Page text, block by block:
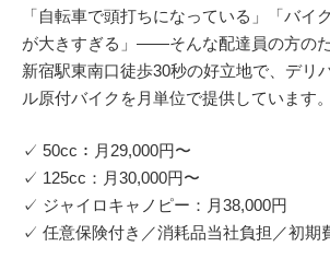
「自転車で頭打ちになっている」「バイ
が大きすぎる」——そんな配達員の方の
新宿駅東南口徒歩30秒の好立地で、デリ
ル原付バイクを月単位で提供しています。
✓ 50cc：月29,000円〜
✓ 125cc：月30,000円〜
✓ ジャイロキャノピー：月38,000円
✓ 任意保険付き／消耗品当社負担／初期